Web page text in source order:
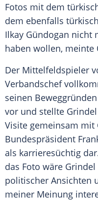
Fotos mit dem
dem ebenfalls
Ilkay Gündogan nicht
haben wollen, meinte
Der Mittelfeldspieler
Verbandschef
seinen
vor und stellte Grindel
Visite gemeinsam mit
Bundespräsident
als karrieresüchtig
das Foto wäre Grindel
politischer Ansichten
meiner Meinung